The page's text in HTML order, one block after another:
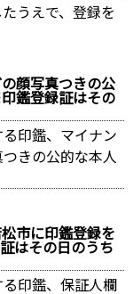
うえで、登録を
顔写真つきの公
鑑登録証はその
印鑑、マイナン
きの公的な本人
に印鑑登録を
はその日のうち
印鑑、保証人欄